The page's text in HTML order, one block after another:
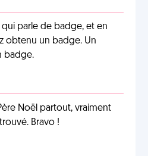
qui parle de badge, et en
obtenu un badge. Un
badge.
Noël partout, vraiment
Bravo !